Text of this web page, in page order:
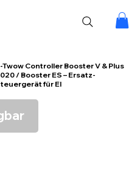
Twow Controller Booster V & Plus
/ Booster ES – Ersatz-
für El